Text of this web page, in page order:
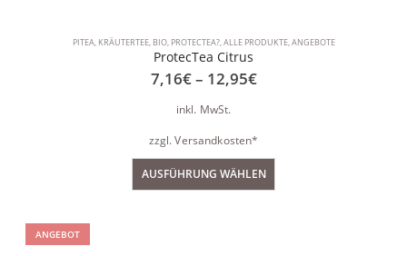
PITEA, KRÄUTERTEE, BIO, PROTECTEA?,ALLE PRODUKTE,ANGEBOTE
ProtecTea Citrus
7,16€– 12,95€
inkl. MwSt.
zzgl.Versandkosten*
AUSFÜHRUNG WÄHLEN
ANGEBOT